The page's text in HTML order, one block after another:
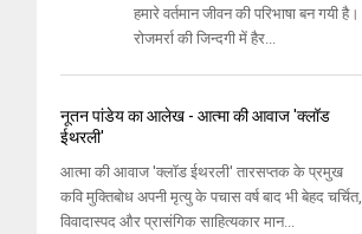
हमारे वर्तमान जीवन की परिभाषा बन गयी है।
रोजमर्रा की जिन्दगी में हैर...
नूतन पांडेय का आलेख - आत्‍मा की आवाज 'क्‍लॉड
ईथरली'
आत्‍मा की आवाज 'क्‍लॉड ईथरली' तारसप्‍तक के प्रमुख
कवि मुक्तिबोध अपनी मृत्‍यु के पचास वर्ष बाद भी बेहद चर्चित,
विवादास्‍पद और प्रासंगिक साहित्‍यकार मान...